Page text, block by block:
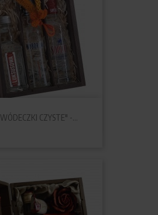
CZYSTE" -...